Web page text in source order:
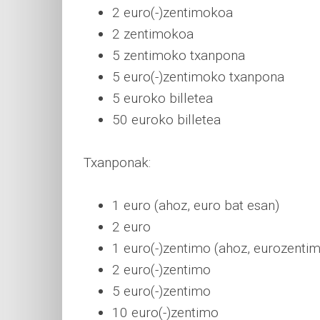
2 euro(-)zentimokoa
2 zentimokoa
5 zentimoko txanpona
5 euro(-)zentimoko txanpona
5 euroko billetea
50 euroko billetea
Txanponak:
1 euro (ahoz, euro bat esan)
2 euro
1 euro(-)zentimo (ahoz,
2 euro(-)zentimo
5 euro(-)zentimo
10 euro(-)zentimo